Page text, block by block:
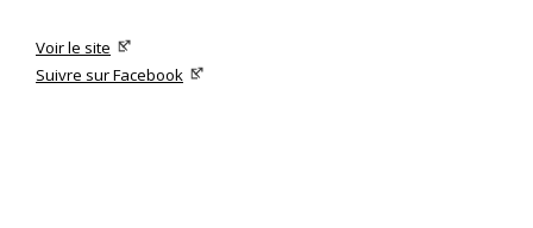
Voir le site
Suivre sur Facebook